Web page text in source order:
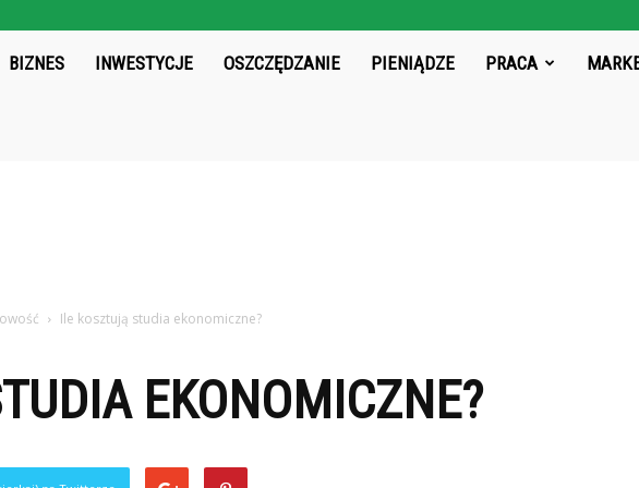
Echos.pl
BIZNES INWESTYCJE OSZCZĘDZANIE PIENIĄDZE PRACA
Ile kosztują studia ekonomiczne?
EKONOMICZNE?